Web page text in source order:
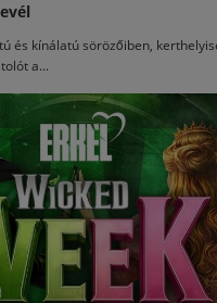
és kínálatú sörözőiben,
a...